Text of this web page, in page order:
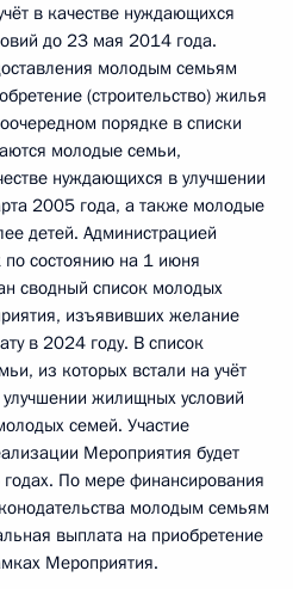
в качестве нуждающихся
до 23 мая 2014 года.
молодым семьям
(строительство) жилья
порядке в списки
молодые семьи,
нуждающихся в улучшении
2005 года, а также молодые
детей. Администрацией
по состоянию на 1 июня
сводный список молодых
изъявивших желание
в 2024 году. В список
из которых встали на учёт
жилищных условий
семей. Участие
Мероприятия будет
По мере финансирования
молодым семьям
выплата на приобретение
Мероприятия.